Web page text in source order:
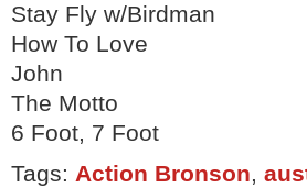
Stay Fly w/Birdman
How To Love
John
The Motto
6 Foot, 7 Foot
Tags: Action Bronson,